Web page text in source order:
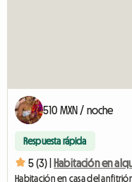
510 MXN / noche
Respuesta rápida
5 (3) | Habitación en
Habitación en casa del